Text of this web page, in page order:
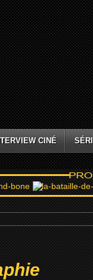
CINÉ